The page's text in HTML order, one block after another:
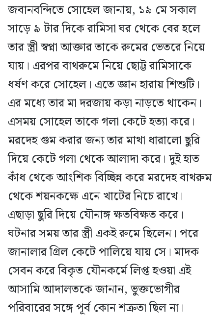
জবানবন্দিতে সোহেল জানায়, ১৯ মে সকাল
সাড়ে ৯ টার দিকে রামিসা ঘর থেকে বের হলে
তার স্ত্রী স্বপ্না আক্তার তাকে রুমের ভেতরে নিয়ে
যায়। এরপর বাথরুমে নিয়ে ছোট্ট রামিসাকে
ধর্ষণ করে সোহেল। এতে জ্ঞান হারায় শিশুটি।
এর মধ্যে তার মা দরজায় কড়া নাড়তে থাকেন।
এসময় সোহেল তাকে গলা কেটে হত্যা করে।
মরদেহ গুম করার জন্য তার মাথা ধারালো ছুরি
দিয়ে কেটে গলা থেকে আলাদা করে। দুই হাত
কাঁধ থেকে আংশিক বিচ্ছিন্ন করে মরদেহ বাথরুম
থেকে শয়নকক্ষে এনে খাটের নিচে রাখে।
এছাড়া ছুরি দিয়ে যৌনাঙ্গ ক্ষতবিক্ষত করে।
ঘটনার সময় তার স্ত্রী একই রুমে ছিলেন। পরে
জানালার গ্রিল কেটে পালিয়ে যায় সে। মাদক
সেবন করে বিকৃত যৌনকর্মে লিপ্ত হওয়া এই
আসামি আদালতকে জানান, ভুক্তভোগীর
পরিবারের সঙ্গে পূর্ব কোন শত্রুতা ছিল না।